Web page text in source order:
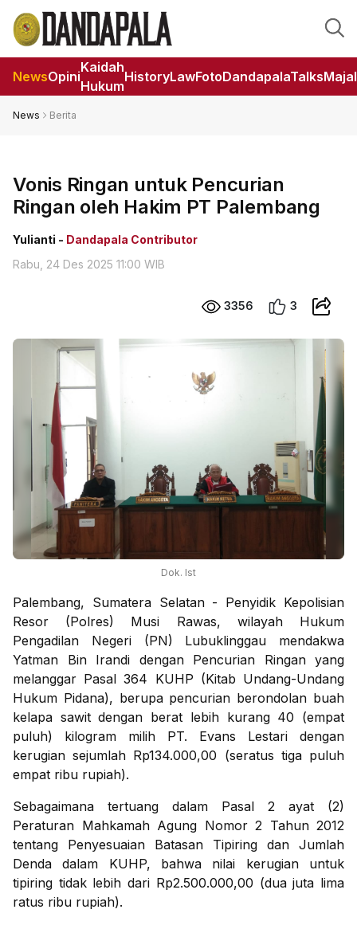
NewsOpini
Kaidah
Hukum
HistoryLawFotoDandapalaTalks
News Berita
Vonis Ringan untuk Pencurian
Ringan oleh Hakim PT Palembang
Yulianti - Dandapala Contributor
Rabu, 24 Des 2025 11:00 WIB
3356 3
Dok. Ist
Palembang, Sumatera Selatan - Penyidik Kepolisian
Resor (Polres) Musi Rawas, wilayah Hukum
Pengadilan Negeri (PN) Lubuklinggau mendakwa
Yatman Bin Irandi dengan Pencurian Ringan yang
melanggar Pasal 364 KUHP (Kitab Undang-Undang
Hukum Pidana), berupa pencurian berondolan buah
kelapa sawit dengan berat lebih kurang 40 (empat
puluh) kilogram milih PT. Evans Lestari dengan
kerugian sejumlah Rp134.000,00 (seratus tiga puluh
empat ribu rupiah).
Sebagaimana tertuang dalam Pasal 2 ayat (2)
Peraturan Mahkamah Agung Nomor 2 Tahun 2012
tentang Penyesuaian Batasan Tipiring dan Jumlah
Denda dalam KUHP, bahwa nilai kerugian untuk
tipiring tidak lebih dari Rp2.500.000,00 (dua juta lima
ratus ribu rupiah).